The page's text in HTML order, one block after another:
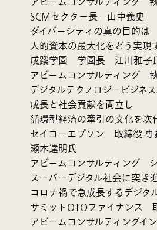
SCMセクター長 山中義史
ダイバーシティの真の目的は
人的資本の最大化をどう実現
成蹊学園 学園長 江川雅子
アビームコンサルティング
デジタルテクノロジービジ
成長と社会貢献を両立し
循環型経済の牽引の文化を次
セイコーエプソン 取締役 専
瀬木達明氏
アビームコンサルティング
スーパーデジタル社会に突き
コロナ禍で急成長するデジタ
サミットOTOファイナンス
アビームコンサルティング